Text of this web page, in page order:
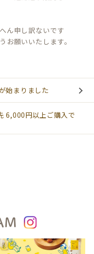
ん申し訳ないです
お願いいたします。
始まりました
6,000円以上ご購入で